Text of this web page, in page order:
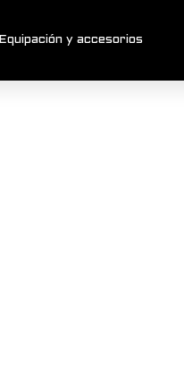
Equipación y accesorios